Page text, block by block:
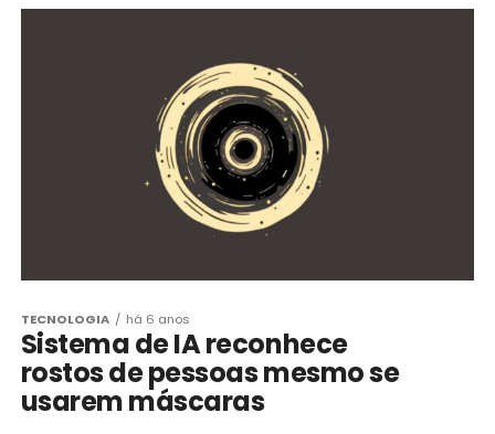
TECNOLOGIA há 6 anos
Sistema de IA reconhece
rostos de pessoas mesmo se
usarem máscaras